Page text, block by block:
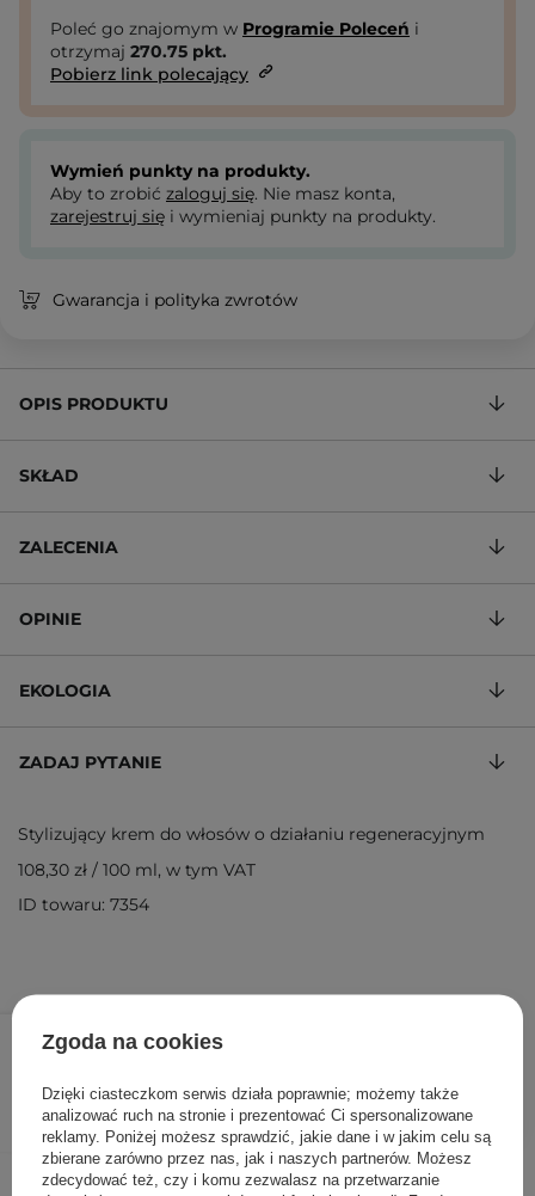
108,30 zł 114,00 zł
DODAJ DO KOSZYKA
Poleć go znajomym w Programie Poleceń i
otrzymaj 270.75 pkt.
Pobierz link polecający
Wymień punkty na produkty.
Aby to zrobić zaloguj się. Nie masz konta,
zarejestruj się i wymieniaj punkty na produkty.
Gwarancja i polityka zwrotów
OPIS PRODUKTU
SKŁAD
ZALECENIA
OPINIE
EKOLOGIA
ZADAJ PYTANIE
Stylizujący krem do włosów o działaniu regeneracyjnym
108,30 zł / 100 ml, w tym VAT
ID towaru: 7354
Inni klienci sprawdzali również
Zgoda na cookies
Dzięki ciasteczkom serwis działa poprawnie; możemy także
analizować ruch na stronie i prezentować Ci spersonalizowane
reklamy. Poniżej możesz sprawdzić, jakie dane i w jakim celu są
zbierane zarówno przez nas, jak i naszych partnerów. Możesz
zdecydować też, czy i komu zezwalasz na przetwarzanie